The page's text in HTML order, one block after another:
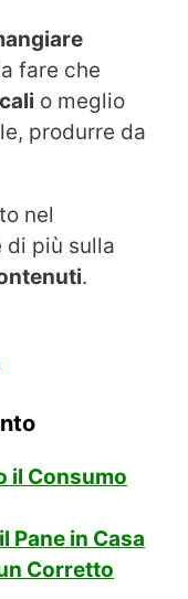
fare che
o meglio
produrre da
nel
di più sulla
.
il Consumo
Pane in Casa
Corretto